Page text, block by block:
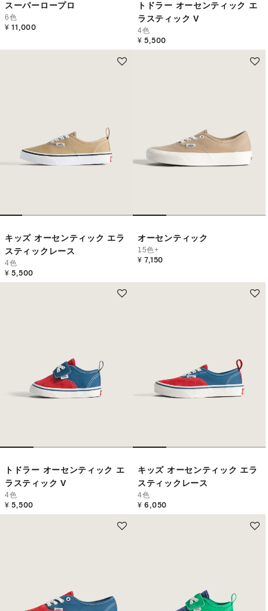
スーパーロープロ
6色
¥ 11,000
トドラー オーセンティック エ
ラスティック V
4色
¥ 5,500
キッズ オーセンティック エラ
スティックレース
4色
¥ 5,500
オーセンティック
15色+
¥ 7,150
トドラー オーセンティック エ
ラスティック V
4色
¥ 5,500
キッズ オーセンティック エラ
スティックレース
4色
¥ 6,050